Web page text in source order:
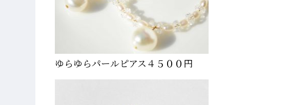
ゆらゆらパールピアス４５００円